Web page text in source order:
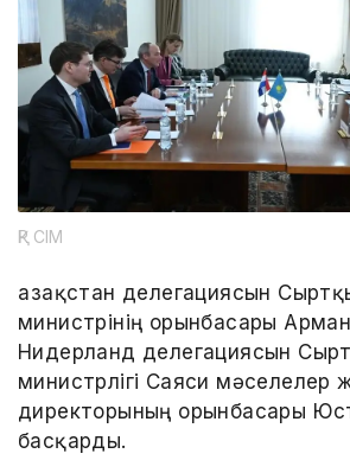
ҚР СІМ
Қазақстан делегациясын
министрінің орынбасары
Нидерланд делегациясын
министрлігі Саяси мәселелер
директорының орынбасары
басқарды.